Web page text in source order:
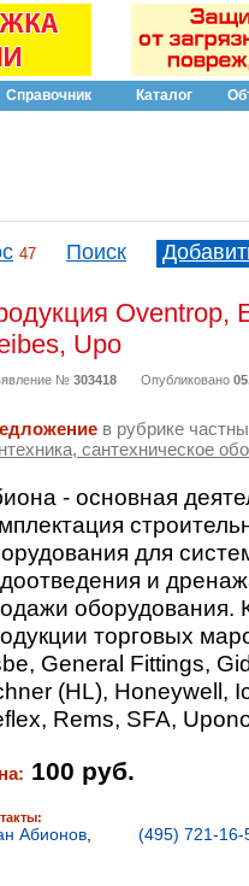
Справочник Каталог
47 Поиск
Oventrop,
Upo
№ 303418 Опубликовано
в рубрике
сантехническое
- основная
для
и
оборудования.
торговых
General Fittings,
(HL), Honeywell,
Rems, SFA,
100 руб.
Абионов (495) 721-16-